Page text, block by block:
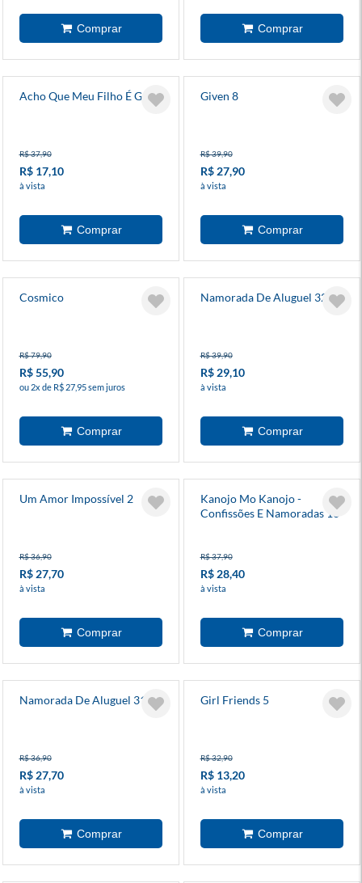
Acho Que Meu Filho É Gay 2
R$ 37,90
R$ 17,10
à vista
Given 8
R$ 39,90
R$ 27,90
à vista
Cosmico
R$ 79,90
R$ 55,90
ou 2x de R$ 27,95 sem juros
Namorada De Aluguel 32
R$ 39,90
R$ 29,10
à vista
Um Amor Impossível 2
R$ 36,90
R$ 27,70
à vista
Kanojo Mo Kanojo -
Confissões E Namoradas 16
R$ 37,90
R$ 28,40
à vista
Namorada De Aluguel 31
R$ 36,90
R$ 27,70
à vista
Girl Friends 5
R$ 32,90
R$ 13,20
à vista